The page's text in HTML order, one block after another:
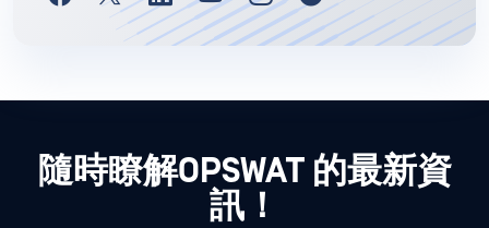
隨時瞭解OPSWAT 的最新資
訊！